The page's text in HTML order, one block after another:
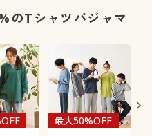
のTシャツパジャマ
最大50%OFF